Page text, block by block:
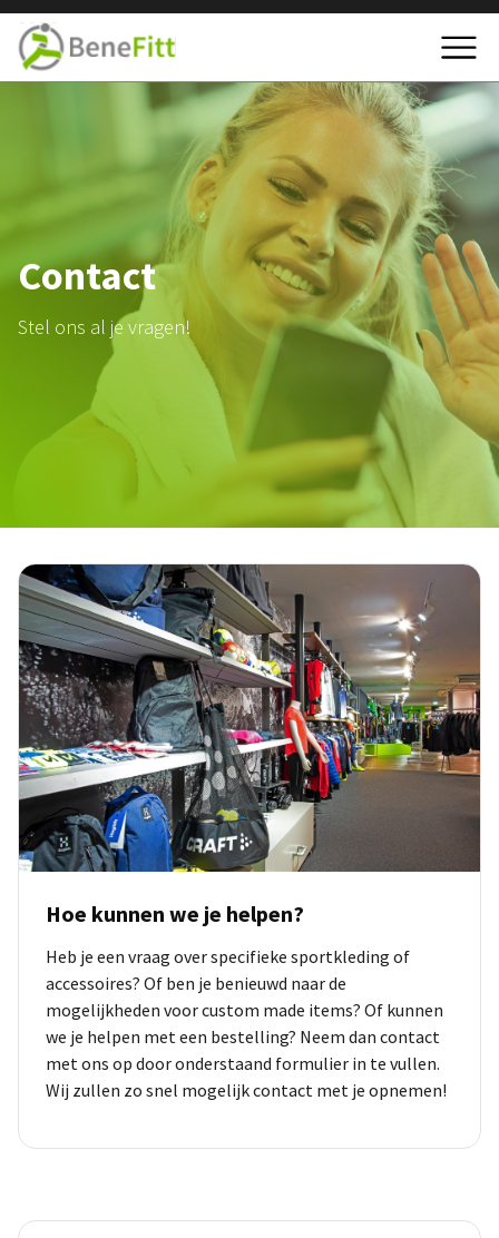
Contact
Stel ons al je vragen!
Hoe kunnen we je helpen?
Heb je een vraag over specifieke sportkleding of
accessoires? Of ben je benieuwd naar de
mogelijkheden voor custom made items? Of kunnen
we je helpen met een bestelling? Neem dan contact
met ons op door onderstaand formulier in te vullen.
Wij zullen zo snel mogelijk contact met je opnemen!